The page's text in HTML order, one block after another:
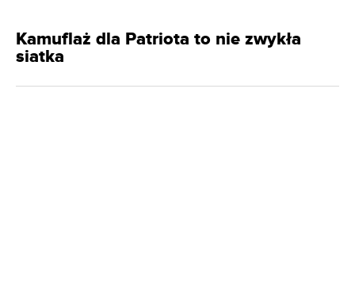
Kamuflaż dla Patriota to nie zwykła
siatka